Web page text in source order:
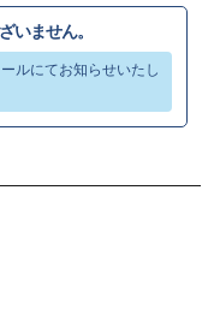
いません。